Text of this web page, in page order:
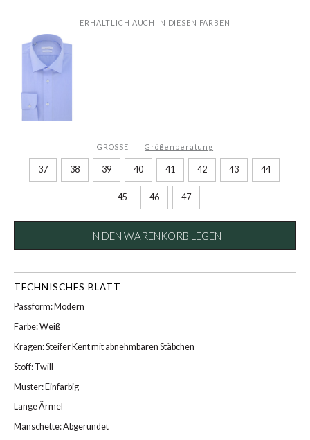
ERHÄLTLICH AUCH IN DIESEN FARBEN
GRÖSSE Größenberatung
37 38 39 40 41 42 43 44
45 46 47
IN DEN WARENKORB LEGEN
TECHNISCHES BLATT
Passform: Modern
Farbe: Weiß
Kragen: Steifer Kent mit abnehmbaren Stäbchen
Stoff: Twill
Muster: Einfarbig
Lange Ärmel
Manschette: Abgerundet